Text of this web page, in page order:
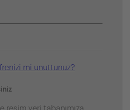
mi unuttunuz?
resim veri tabanımıza